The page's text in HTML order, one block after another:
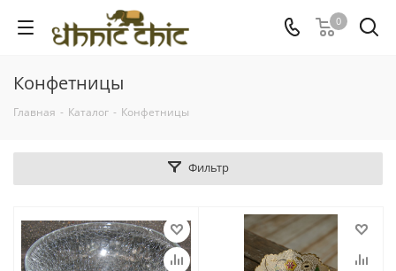
0
Конфетницы
Главная - Каталог - Конфетницы
Фильтр